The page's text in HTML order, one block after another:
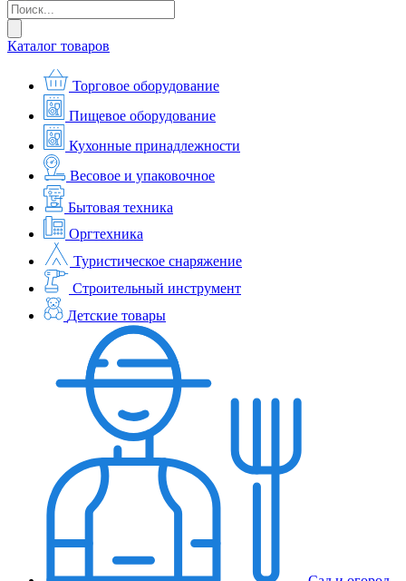
Каталог товаров
Торговое оборудование
Пищевое оборудование
Кухонные принадлежности
Весовое и упаковочное
Бытовая техника
Оргтехника
Туристическое снаряжение
Строительный инструмент
Детские товары